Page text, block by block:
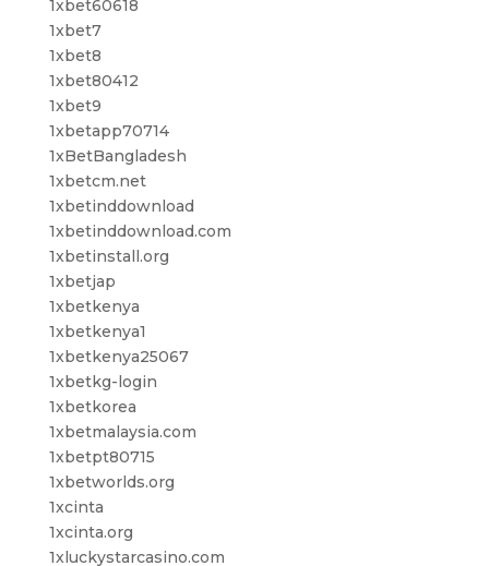
1xbet60618
1xbet7
1xbet8
1xbet80412
1xbet9
1xbetapp70714
1xBetBangladesh
1xbetcm.net
1xbetinddownload
1xbetinddownload.com
1xbetinstall.org
1xbetjap
1xbetkenya
1xbetkenya1
1xbetkenya25067
1xbetkg-login
1xbetkorea
1xbetmalaysia.com
1xbetpt80715
1xbetworlds.org
1xcinta
1xcinta.org
1xluckystarcasino.com